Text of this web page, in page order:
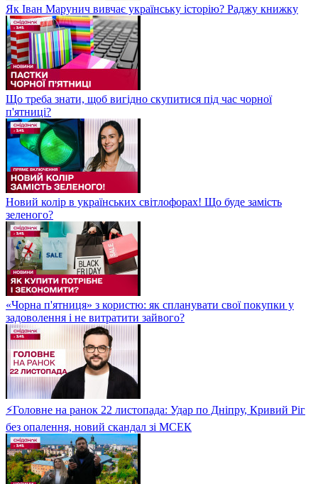
Як Іван Марунич вивчає українську історію? Раджу книжку
Що треба знати, щоб вигідно скупитися під час чорної
п'ятниці?
Новий колір в українських світлофорах! Що буде замість
зеленого?
«Чорна п'ятниця» з користю: як спланувати свої покупки у
задоволення і не витратити зайвого?
⚡Головне на ранок 22 листопада: Удар по Дніпру, Кривий Ріг
без опалення, новий скандал зі МСЕК